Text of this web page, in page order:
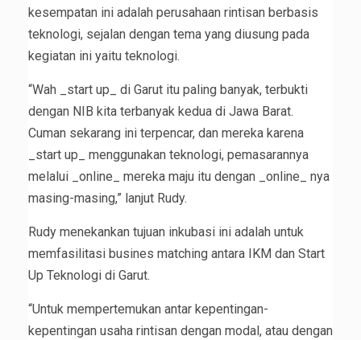
kesempatan ini adalah perusahaan rintisan berbasis
teknologi, sejalan dengan tema yang diusung pada
kegiatan ini yaitu teknologi.
“Wah _start up_ di Garut itu paling banyak, terbukti
dengan NIB kita terbanyak kedua di Jawa Barat.
Cuman sekarang ini terpencar, dan mereka karena
_start up_ menggunakan teknologi, pemasarannya
melalui _online_ mereka maju itu dengan _online_ nya
masing-masing,” lanjut Rudy.
Rudy menekankan tujuan inkubasi ini adalah untuk
memfasilitasi busines matching antara IKM dan Start
Up Teknologi di Garut.
“Untuk mempertemukan antar kepentingan-
kepentingan usaha rintisan dengan modal, atau dengan